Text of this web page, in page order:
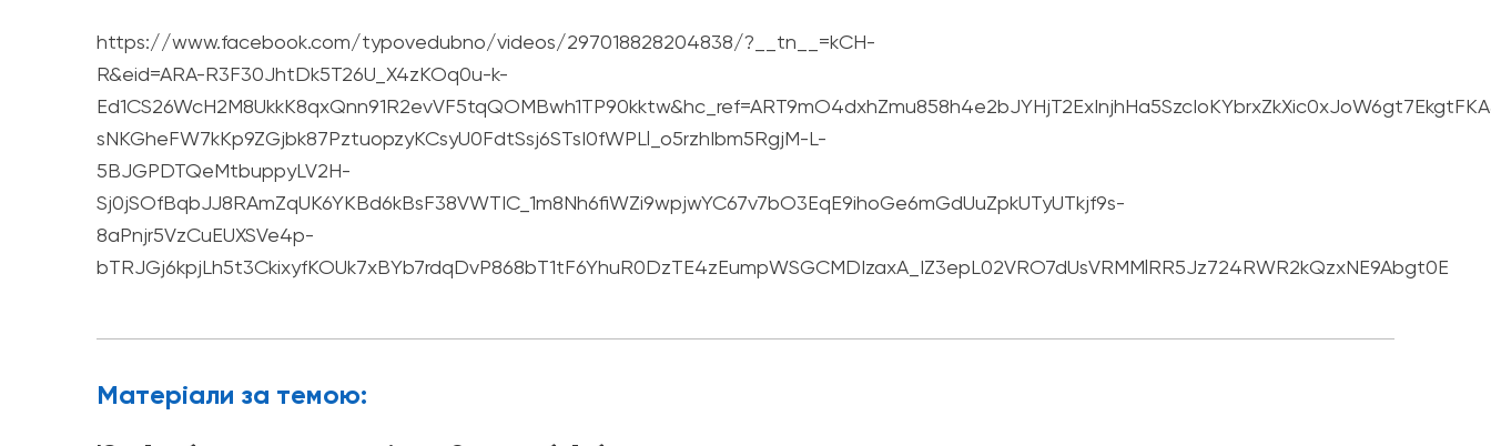
https://www.facebook.com/typovedubno/videos/297018828204838/?__tn__=kCH-
R&eid=ARA-R3F30JhtDk5T26U_X4zKOq0u-k-
sNKGheFW7kKp9ZGjbk87PztuopzyKCsyU0FdtSsj6STsI0fWPLl_o5rzhIbm5RgjM-L-
5BJGPDTQeMtbuppyLV2H-
Sj0jSOfBqbJJ8RAmZqUK6YKBd6kBsF38VWTIC_1m8Nh6fiWZi9wpjwYC67v7bO3EqE9ihoGe6mGdUuZpkUTyUTkjf9s-
8aPnjr5VzCuEUXSVe4p-
bTRJGj6kpjLh5t3CkixyfKOUk7xBYb7rdqDvP868bT1tF6YhuR0DzTE4zEumpWSGCMDIzaxA_IZ3epL02VRO7dUsVRMMlRR5Jz724RWR2kQzxNE9Abgt0E
Матерiали за темою: